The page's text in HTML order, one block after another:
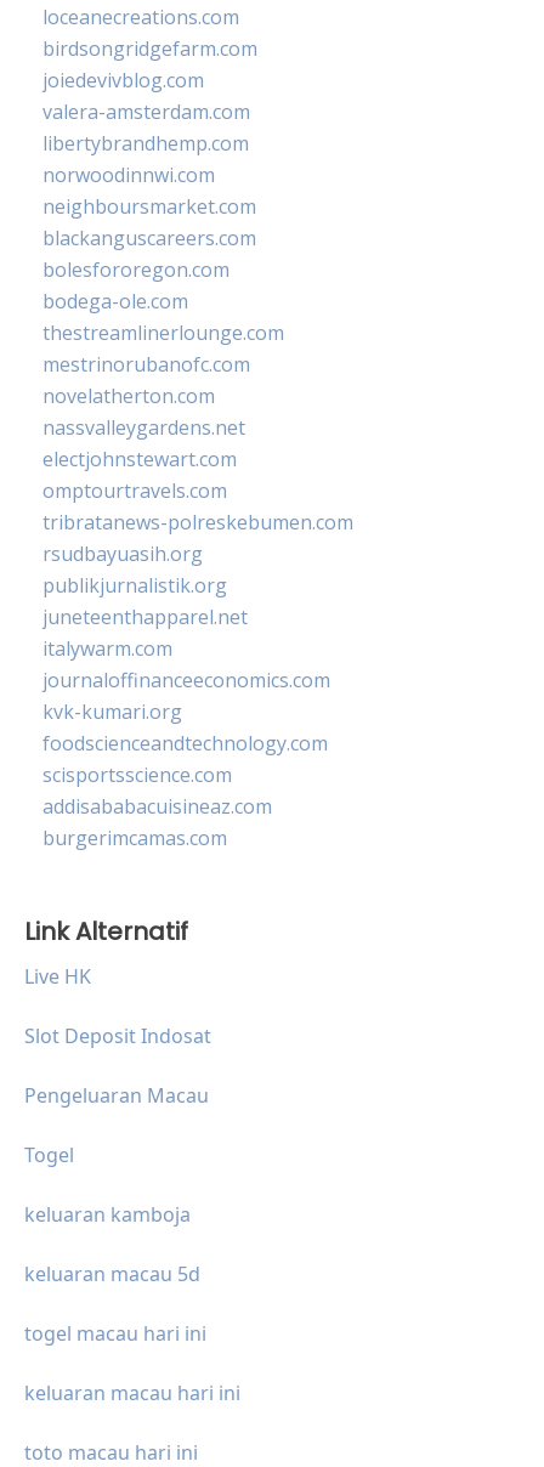
loceanecreations.com
birdsongridgefarm.com
joiedevivblog.com
valera-amsterdam.com
libertybrandhemp.com
norwoodinnwi.com
neighboursmarket.com
blackanguscareers.com
bolesfororegon.com
bodega-ole.com
thestreamlinerlounge.com
mestrinorubanofc.com
novelatherton.com
nassvalleygardens.net
electjohnstewart.com
omptourtravels.com
tribratanews-polreskebumen.com
rsudbayuasih.org
publikjurnalistik.org
juneteenthapparel.net
italywarm.com
journaloffinanceeconomics.com
kvk-kumari.org
foodscienceandtechnology.com
scisportsscience.com
addisababacuisineaz.com
burgerimcamas.com
Link Alternatif
Live HK
Slot Deposit Indosat
Pengeluaran Macau
Togel
keluaran kamboja
keluaran macau 5d
togel macau hari ini
keluaran macau hari ini
toto macau hari ini